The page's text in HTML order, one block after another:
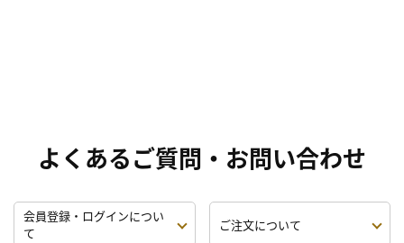
よくあるご質問・お問い合わせ
会員登録・ログインについ
て
ご注文について